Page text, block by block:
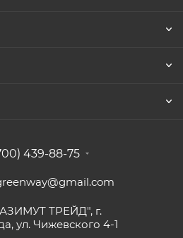
439-88-75
ТРЕЙД", г.
ул. Чижевского 4-1